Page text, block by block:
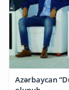
Azərbaycan